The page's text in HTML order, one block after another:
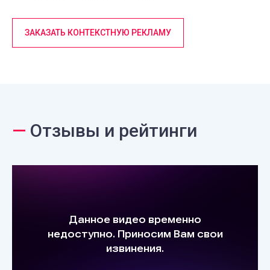
ЗАКАЗАТЬ КОНТЕКСТНУЮ РЕКЛАМУ
— Отзывы и рейтинги